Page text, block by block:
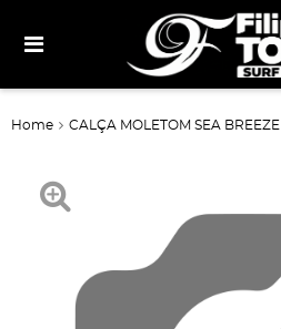
Home CALÇA MOLETOM SEA BREEZE